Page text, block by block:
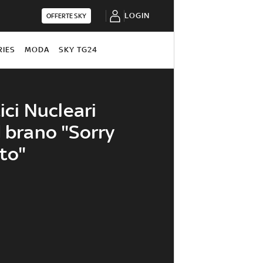
OFFERTE SKY LOGIN
MODA SKY TG24
Nucleari
"Sorry